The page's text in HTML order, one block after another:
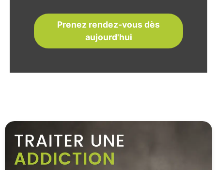
Prenez rendez-vous dès
aujourd'hui